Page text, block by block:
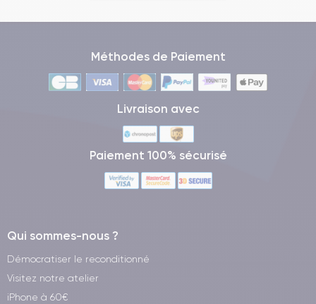
Méthodes de Paiement
Livraison avec
Paiement 100% sécurisé
Qui sommes-nous ?
Démocratiser le reconditionné
Visitez notre atelier
iPhone à 60€